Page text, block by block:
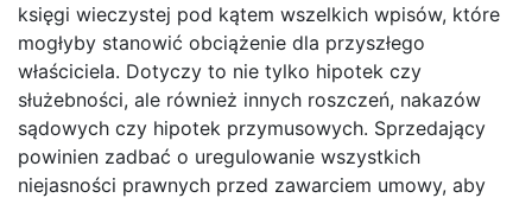
księgi wieczystej pod kątem wszelkich wpisów, które
mogłyby stanowić obciążenie dla przyszłego
właściciela. Dotyczy to nie tylko hipotek czy
służebności, ale również innych roszczeń, nakazów
sądowych czy hipotek przymusowych. Sprzedający
powinien zadbać o uregulowanie wszystkich
niejasności prawnych przed zawarciem umowy, aby